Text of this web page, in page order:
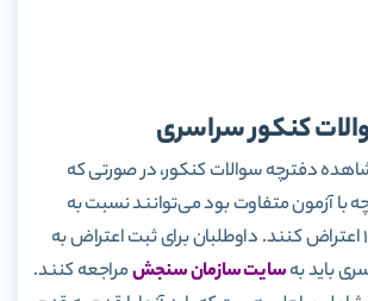
کنکور سراسری
دفترچه سوالات کنکور، در صورتی که
با آزمون متفاوت بود می‌توانند نسبت به
سوالات کنکور 1402 اعتراض کنند. داوطلبان برای ثبت اعتراض به
باید بهسایت سازمان سنجشمراجعه کنند.